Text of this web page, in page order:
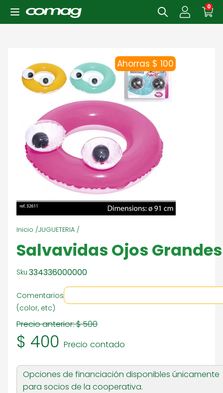
0
Ahorras $ 100
Inicio /JUGUETERIA /
Salvavidas Ojos Grandes
Sku:334336000000
Comentarios
(color, etc)
Precio anterior:$ 500
$ 400 Precio contado
Opciones de financiación disponibles únicamente
para socios de la cooperativa.